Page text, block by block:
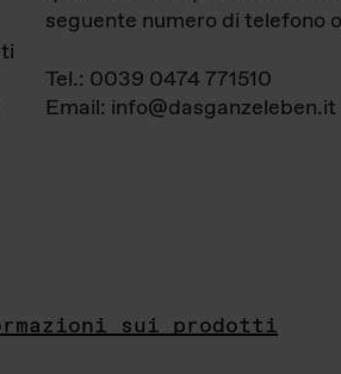
seguente numero di telefono
Tel.: 0039 0474 771510
Email: info@dasganzeleben.it
sui prodotti